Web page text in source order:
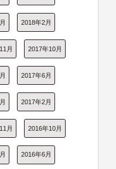
2018年2月
月 2017年10月
2017年6月
2017年2月
月 2016年10月
2016年6月